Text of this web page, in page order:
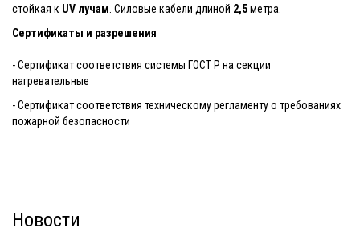
стойкая к UV лучам . Силовые кабели длиной 2,5метра.
Сертификаты и разрешения
- Сертификат соответствия системы ГОСТ Р на секции
нагревательные
- Сертификат соответствия техническому регламенту о требованиях
пожарной безопасности
Новости